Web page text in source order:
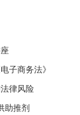
子商务法》
律风险
助推剂